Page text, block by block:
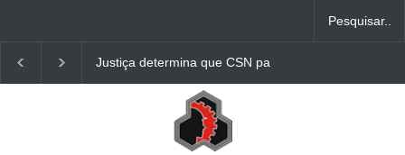
Justiça determina que CSN pague aluguel a